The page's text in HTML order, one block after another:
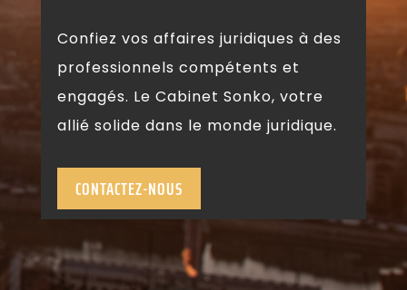
Confiez vos affaires juridiques à des
professionnels compétents et
engagés. Le Cabinet Sonko, votre
allié solide dans le monde juridique.
CONTACTEZ-NOUS